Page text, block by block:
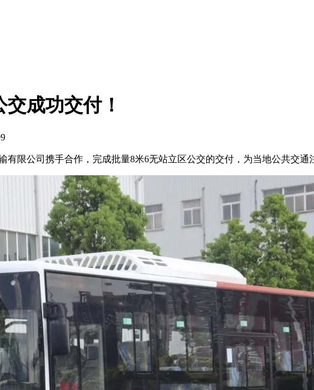
成功交付！
限公司携手合作，完成批量8米6无站立区公交的交付，为当地公共交通